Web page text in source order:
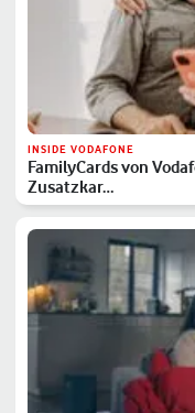
INSIDE VODAFONE
FamilyCards von
Zusatzkar…